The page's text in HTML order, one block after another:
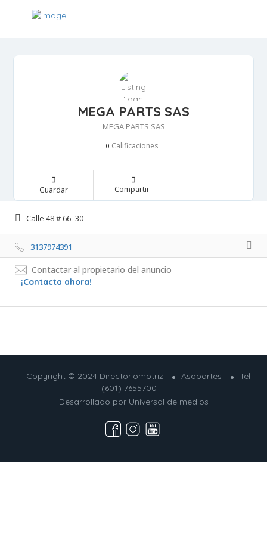
MEGA PARTS SAS
MEGA PARTS SAS
0 Calificaciones
Guardar Compartir
Calle 48 # 66- 30
3137974391
Contactar al propietario del anuncio
¡Contacta ahora!
Copyright © 2024 Directoriomotriz Asopartes
Tel
(601) 7655700
Desarrollado por Universal de medios